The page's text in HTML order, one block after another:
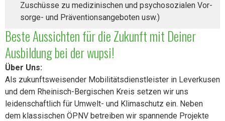
Zuschüsse zu medizinischen und psycho­sozialen Vor­
sorge- und Präven­tions­ange­boten usw.)
Beste Aussichten für die Zukunft mit Deiner
Ausbildung bei der wupsi!
Über Uns:
Als zukunftsweisender Mobilitätsdienstleister in Leverkusen
und dem Rheinisch-Bergischen Kreis setzen wir uns
leidenschaftlich für Umwelt- und Klimaschutz ein. Neben
dem klassischen ÖPNV betreiben wir spannende Projekte